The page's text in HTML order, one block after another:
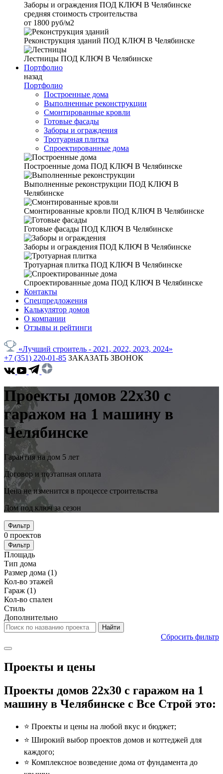
Заборы и ограждения ПОД КЛЮЧ В Челябинске
средняя стоимость строительства
от 1800 руб/м2
Реконструкция зданий ПОД КЛЮЧ В Челябинске
Лестницы ПОД КЛЮЧ В Челябинске
Портфолио
назад
Портфолио
Построенные дома
Выполненные реконструкции
Смонтированные кровли
Готовые фасады
Заборы и ограждения
Тротуарная плитка
Спроектированные дома
Построенные дома ПОД КЛЮЧ В Челябинске
Выполненные реконструкции ПОД КЛЮЧ В
Челябинске
Смонтированные кровли ПОД КЛЮЧ В Челябинске
Готовые фасады ПОД КЛЮЧ В Челябинске
Заборы и ограждения ПОД КЛЮЧ В Челябинске
Тротуарная плитка ПОД КЛЮЧ В Челябинске
Спроектированные дома ПОД КЛЮЧ В Челябинске
Контакты
Спецпредложения
Калькулятор домов
О компании
Отзывы и рейтинги
«Лучший строитель - 2021, 2022, 2023, 2024»
+7 (351) 220-01-85 ЗАКАЗАТЬ ЗВОНОК
Проекты домов 22x30 с
гаражом на 1 машину в
Челябинске
Гарантия на дом 5 лет
Договор и поэтапная оплата
Цена не изменится в процессе строительства
Дом под ключ за сезон
Фильтр
0 проектов
Фильтр
Площадь
Тип дома
Размер дома (1)
Кол-во этажей
Гараж (1)
Кол-во спален
Стиль
Дополнительно
Сбросить фильтр
Проекты и цены
Проекты домов 22x30 с гаражом на 1
машину в Челябинске с Все Строй это:
⭐️ Проекты и цены на любой вкус и бюджет;
⭐️ Широкий выбор проектов домов и коттеджей для
каждого;
⭐️ Комплексное возведение дома от фундамента до